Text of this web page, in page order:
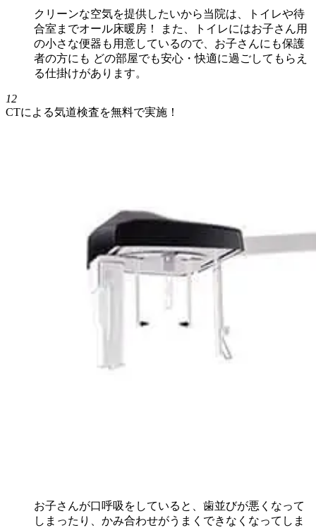
クリーンな空気を提供したいから当院は、トイレや待
合室までオール床暖房！ また、トイレにはお子さん用
の小さな便器も用意しているので、お子さんにも保護
者の方にも どの部屋でも安心・快適に過ごしてもらえ
る仕掛けがあります。
12
CTによる気道検査を無料で実施！
お子さんが口呼吸をしていると、歯並びが悪くなって
しまったり、かみ合わせがうまくできなくなってしま